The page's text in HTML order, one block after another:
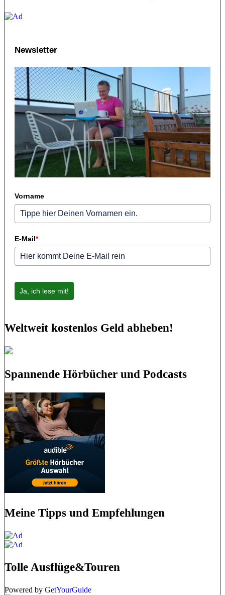
Newsletter
Vorname
E-Mail*
Ja, ich lese mit!
Weltweit kostenlos Geld abheben!
Spannende Hörbücher und Podcasts
Meine Tipps und Empfehlungen
Tolle Ausflüge&Touren
Powered by GetYourGuide